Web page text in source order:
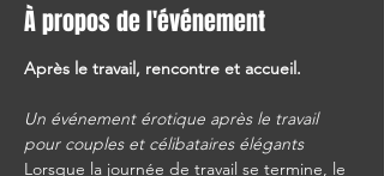
À propos de l'événement
Après le travail, rencontre et accueil.
Un événement érotique après le travail
pour couples et célibataires élégants
Lorsque la journée de travail se termine, le